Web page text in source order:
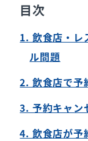
目次
1. 飲食店・レ
ル問題
無断キャン
セルするケ
2. 飲食店で予
顧客側の都
3. 予約キャン
食材ロス
4. 飲食店が予